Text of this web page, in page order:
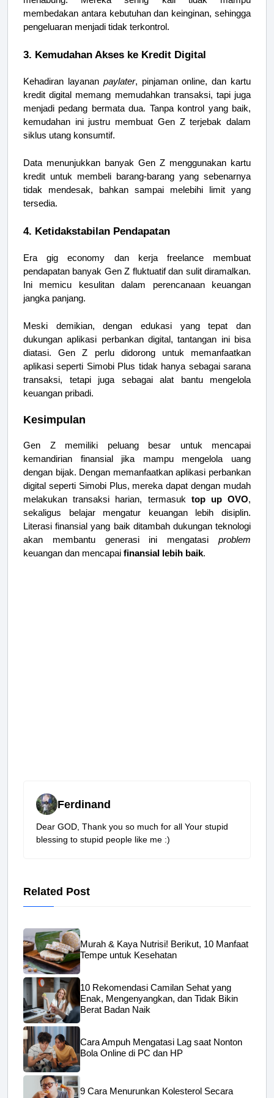
membedakan antara kebutuhan dan keinginan, sehingga
pengeluaran menjadi tidak terkontrol.
3. Kemudahan Akses ke Kredit Digital
Kehadiran layanan paylater, pinjaman online, dan kartu
kredit digital memang memudahkan transaksi, tapi juga
menjadi pedang bermata dua. Tanpa kontrol yang baik,
kemudahan ini justru membuat Gen Z terjebak dalam
siklus utang konsumtif.
Data menunjukkan banyak Gen Z menggunakan kartu
kredit untuk membeli barang-barang yang sebenarnya
tidak mendesak, bahkan sampai melebihi limit yang
tersedia.
4. Ketidakstabilan Pendapatan
Era gig economy dan kerja freelance membuat
pendapatan banyak Gen Z fluktuatif dan sulit diramalkan.
Ini memicu kesulitan dalam perencanaan keuangan
jangka panjang.
Meski demikian, dengan edukasi yang tepat dan
dukungan aplikasi perbankan digital, tantangan ini bisa
diatasi. Gen Z perlu didorong untuk memanfaatkan
aplikasi seperti Simobi Plus tidak hanya sebagai sarana
transaksi, tetapi juga sebagai alat bantu mengelola
keuangan pribadi.
Kesimpulan
Gen Z memiliki peluang besar untuk mencapai
kemandirian finansial jika mampu mengelola uang
dengan bijak. Dengan memanfaatkan aplikasi perbankan
digital seperti Simobi Plus, mereka dapat dengan mudah
melakukan transaksi harian, termasuk top up OVO,
sekaligus belajar mengatur keuangan lebih disiplin.
Literasi finansial yang baik ditambah dukungan teknologi
akan membantu generasi ini mengatasi problem
keuangan dan mencapai finansial lebih baik.
Ferdinand
Dear GOD, Thank you so much for all Your stupid
blessing to stupid people like me :)
Related Post
Murah & Kaya Nutrisi! Berikut, 10 Manfaat
Tempe untuk Kesehatan
10 Rekomendasi Camilan Sehat yang
Enak, Mengenyangkan, dan Tidak Bikin
Berat Badan Naik
Cara Ampuh Mengatasi Lag saat Nonton
Bola Online di PC dan HP
9 Cara Menurunkan Kolesterol Secara